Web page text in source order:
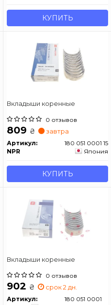
КУПИТЬ
Вкладыши коренные
0 отзывов
809 ₴ завтра
Артикул:
180 051 0001 15
NPR
Япония
КУПИТЬ
Вкладыши коренные
0 отзывов
902 ₴ срок 2 дн.
Артикул:
180 051 0001